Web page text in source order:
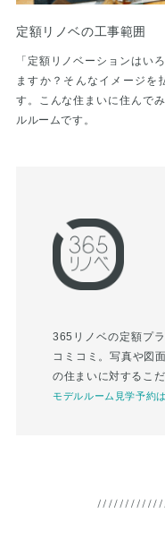
定額リノベの工事範囲
「定額リノベーションはい
ますか？そんなイメージを
す。こんな住まいに住んで
ルルームです。
365リノベの定額プ
コミコミ。写真や図
の住まいに対するこ
モデルルーム見学予約